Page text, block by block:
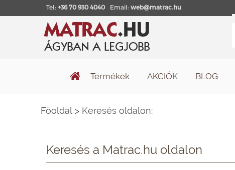
Tel: +36 70 930 4040 Email: web@matrac.hu
Termékek AKCIÓK BLOG
Főoldal > Keresés oldalon:
Keresés a Matrac.hu oldalon